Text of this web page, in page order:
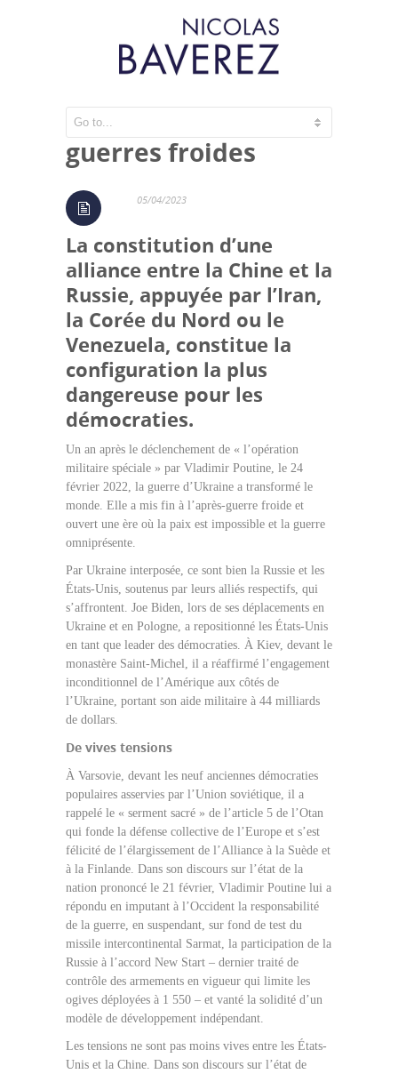
Un monde de
guerres froides
05/04/2023
La constitution d’une
alliance entre la Chine et la
Russie, appuyée par l’Iran,
la Corée du Nord ou le
Venezuela, constitue la
configuration la plus
dangereuse pour les
démocraties.
Un an après le déclenchement de « l’opération
militaire spéciale » par Vladimir Poutine, le 24
février 2022, la guerre d’Ukraine a transformé le
monde. Elle a mis fin à l’après-guerre froide et
ouvert une ère où la paix est impossible et la guerre
omniprésente.
Par Ukraine interposée, ce sont bien la Russie et les
États-Unis, soutenus par leurs alliés respectifs, qui
s’affrontent. Joe Biden, lors de ses déplacements en
Ukraine et en Pologne, a repositionné les États-Unis
en tant que leader des démocraties. À Kiev, devant le
monastère Saint-Michel, il a réaffirmé l’engagement
inconditionnel de l’Amérique aux côtés de
l’Ukraine, portant son aide militaire à 44 milliards
de dollars.
De vives tensions
À Varsovie, devant les neuf anciennes démocraties
populaires asservies par l’Union soviétique, il a
rappelé le « serment sacré » de l’article 5 de l’Otan
qui fonde la défense collective de l’Europe et s’est
félicité de l’élargissement de l’Alliance à la Suède et
à la Finlande. Dans son discours sur l’état de la
nation prononcé le 21 février, Vladimir Poutine lui a
répondu en imputant à l’Occident la responsabilité
de la guerre, en suspendant, sur fond de test du
missile intercontinental Sarmat, la participation de la
Russie à l’accord New Start – dernier traité de
contrôle des armements en vigueur qui limite les
ogives déployées à 1 550 – et vanté la solidité d’un
modèle de développement indépendant.
Les tensions ne sont pas moins vives entre les États-
Unis et la Chine. Dans son discours sur l’état de